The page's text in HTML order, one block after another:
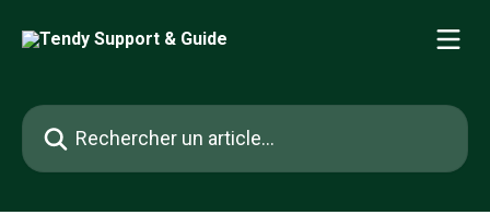
Rechercher un article...